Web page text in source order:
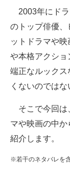
ITの今と未来を
スマホと通信
進化するPCと
好きが集まる
ビジネスと働
経営リーダー
2003年にドラ
のトップ俳優、
ットドラマや
や本格アクショ
端正なルックス
くないのではな
そこで今回は
マや映画の中
紹介します。
※若干のネタバレを含